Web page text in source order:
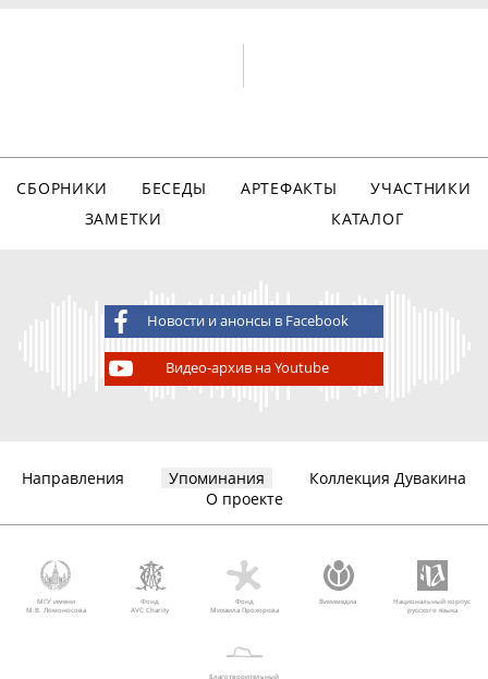
СБОРНИКИ БЕСЕДЫ АРТЕФАКТЫ
УЧАСТНИКИ
ЗАМЕТКИ
КАТАЛОГ
Новости и анонсы в Facebook
Видео-архив на Youtube
Направления Упоминания
Коллекция Дувакина
О проекте
МГУ имени
М.В. Ломоносова
Фонд
AVC Charity
Фонд
Михаила Прохорова
Викимедиа
Национальный корпус
русского языка
Благотворительный